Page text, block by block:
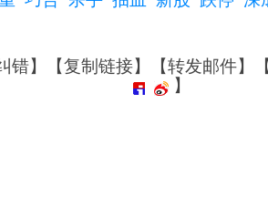
错】【复制链接】【转发邮件】
】